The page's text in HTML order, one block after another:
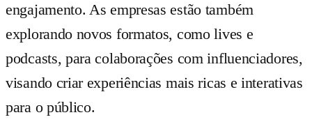
engajamento. As empresas estão também
explorando novos formatos, como lives e
podcasts, para colaborações com influenciadores,
visando criar experiências mais ricas e interativas
para o público.